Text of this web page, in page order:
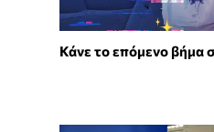
Κάνε το επόμενο